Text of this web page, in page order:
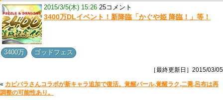
2015/3/5(木) 15:26 25コメント
3400万DLイベント！新降臨「かぐや姫 降臨！」等！
3400万 ゴッドフェス
［最終更新日］2015/03/05
« カピバラさんコラボが新キャラ追加で復活。覚醒パール,覚醒ラク,二喬,呂布は再
調整の可能性あり。